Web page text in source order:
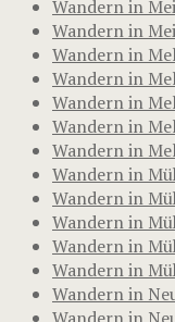
Wandern in
Wandern in
Wandern in
Wandern in
Wandern in
Wandern in
Wandern in
Wandern in
Wandern in
Wandern in
Wandern in
Wandern in
Wandern in